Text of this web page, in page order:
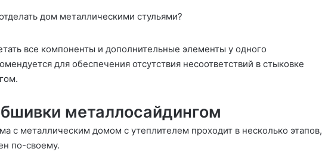
все компоненты и дополнительные элементы у одного
для обеспечения отсутствия несоответствий в стыковке
металлосайдингом
с металлическим домом с утеплителем проходит в несколько этапов,
по-своему.